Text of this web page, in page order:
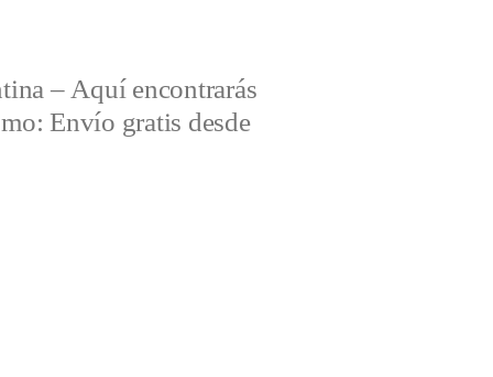
– Aquí encontrarás
Envío gratis desde